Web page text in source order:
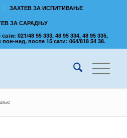
ЗАХТЕВ ЗА ИСПИТИВАЊЕ
ЗА САРАДЊУ
021/48 95 333, 48 95 334, 48 95 335,
нед, после 15 сати: 064/818 54 38.